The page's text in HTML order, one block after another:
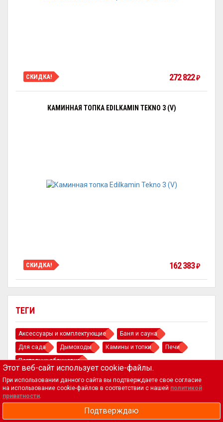
ТЕГИ
Аксессуары и комплектующие
Баня и сауна
Для сада
Дымоходы Камины и топки
Печи
Порталы и облицовка
СКИДКА! 272 822₽
КАМИННАЯ ТОПКА EDILKAMIN TEKNO 3 (V)
СКИДКА! 162 383₽
Этот веб-сайт использует cookie-файлы.
При использовании данного сайта вы подтверждаете свое согласие
на использование cookie-файлов в соответствии с нашей политикой
приватности.
Подтверждаю